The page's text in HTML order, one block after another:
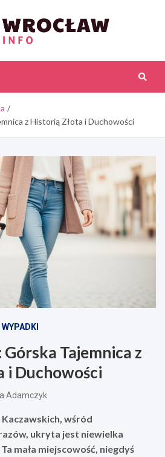
z Historią Złota i Duchowości
WYPADKI
Tajemnica z
i Duchowości
Adamczyk
wśród
ukryta jest niewielka
mała miejscowość, niegdyś